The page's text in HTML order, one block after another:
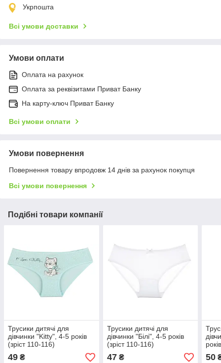
Укрпошта
Всі умови доставки
Умови оплати
Оплата на рахунок
Оплата за реквізитами Приват Банку
На карту-ключ Приват Банку
Всі умови оплати
Умови повернення
Повернення товару впродовж 14 днів за рахунок покупця
Всі умови повернення
Подібні товари компанії
Трусики дитячі для
дівчинки "Kitty", 4-5 років
(зріст 110-116)
49 ₴
Трусики дитячі для
дівчинки "Білі", 4-5 років
(зріст 110-116)
47₴ 50